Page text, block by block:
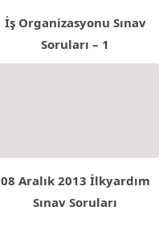
İş Organizasyonu Sınav
Soruları – 1
08 Aralık 2013 İlkyardım
Sınav Soruları